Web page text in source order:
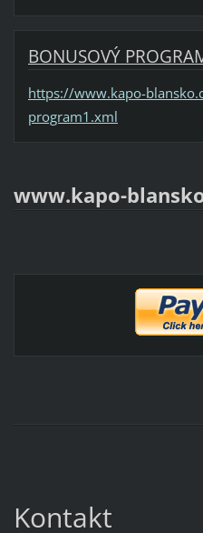
BONUSOVÝ
https://www.kapo-
program1.xml
www.kapo-
Kontakt